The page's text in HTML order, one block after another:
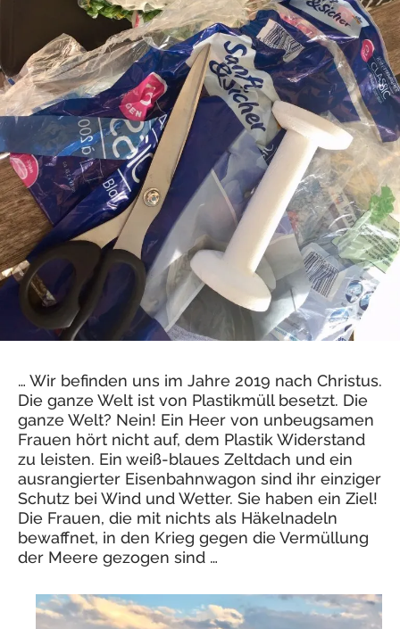
… Wir befinden uns im Jahre 2019 nach Christus.
Die ganze Welt ist von Plastikmüll besetzt. Die
ganze Welt? Nein! Ein Heer von unbeugsamen
Frauen hört nicht auf, dem Plastik Widerstand
zu leisten. Ein weiß-blaues Zeltdach und ein
ausrangierter Eisenbahnwagon sind ihr einziger
Schutz bei Wind und Wetter. Sie haben ein Ziel!
Die Frauen, die mit nichts als Häkelnadeln
bewaffnet, in den Krieg gegen die Vermüllung
der Meere gezogen sind …